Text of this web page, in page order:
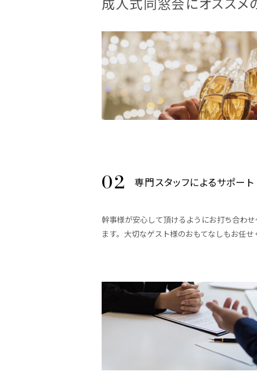
専門スタッフによるサポート
幹事様が安心して頂けるようにお打ち合わ
ます。大切なゲスト様のおもてなしもお任せ